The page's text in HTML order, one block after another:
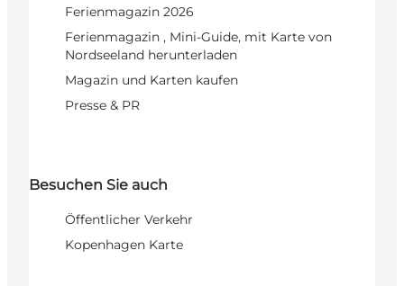
Ferienmagazin 2026
Ferienmagazin , Mini-Guide, mit Karte von
Nordseeland herunterladen
Magazin und Karten kaufen
Presse & PR
Besuchen Sie auch
Öffentlicher Verkehr
Kopenhagen Karte